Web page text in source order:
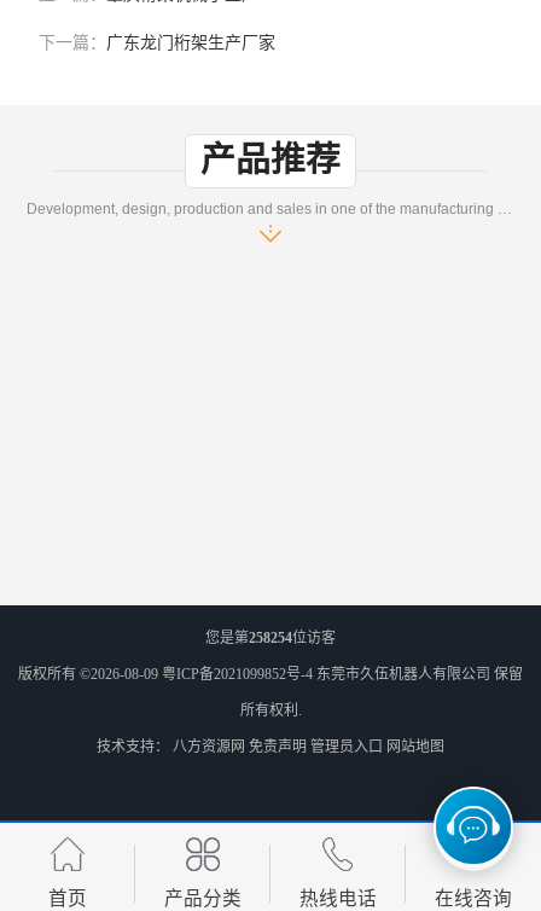
下一篇： 广东龙门桁架生产厂家
产品推荐
Development, design, production and sales in one of the manufacturing enterprises
您是第258254位访客
版权所有 ©2026-08-09 粤ICP备2021099852号-4 东莞市久伍机器人有限公司 保留
所有权利.
技术支持： 八方资源网 免责声明 管理员入口 网站地图
首页 产品分类 热线电话 在线咨询